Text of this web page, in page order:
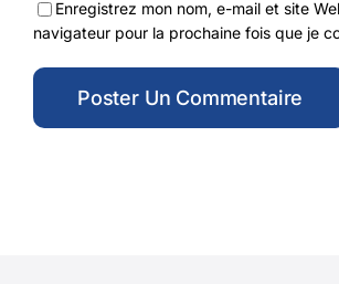
Enregistrez mon nom, e-mail et site
navigateur pour la prochaine fois que je